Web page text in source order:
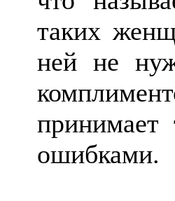
таких
ней не
принимает
ошибками.